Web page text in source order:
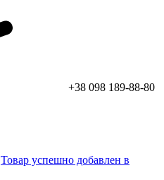
+38 098 189-88-80
Товар успешно добавлен в